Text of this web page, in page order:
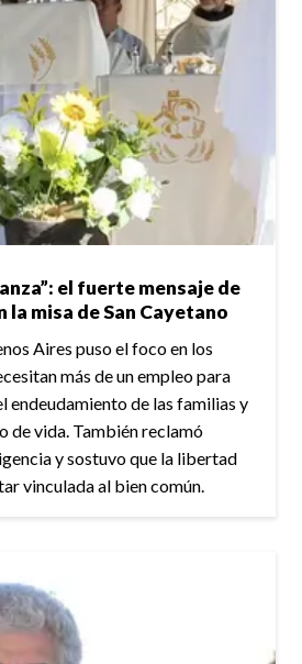
el fuerte mensaje de
la misa de San Cayetano
Aires puso el foco en los
más de un empleo para
endeudamiento de las familias y
de vida. También reclamó
y sostuvo que la libertad
vinculada al bien común.